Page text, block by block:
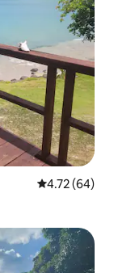
Penarafan
4.72 (64)